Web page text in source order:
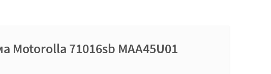
Motorolla 71016sb MAA45U01